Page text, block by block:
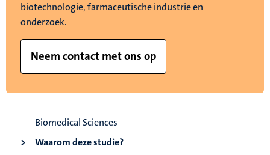
biotechnologie, farmaceutische industrie en
onderzoek.
Neem contact met ons op
Biomedical Sciences
Waarom deze studie?